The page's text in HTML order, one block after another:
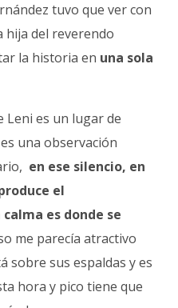
tuvo que ver con
hija del reverendo
la historia en una sola
Leni es un lugar de
una observación
en ese silencio, en
el
es donde se
me parecía atractivo
sobre sus espaldas y es
hora y pico tiene que